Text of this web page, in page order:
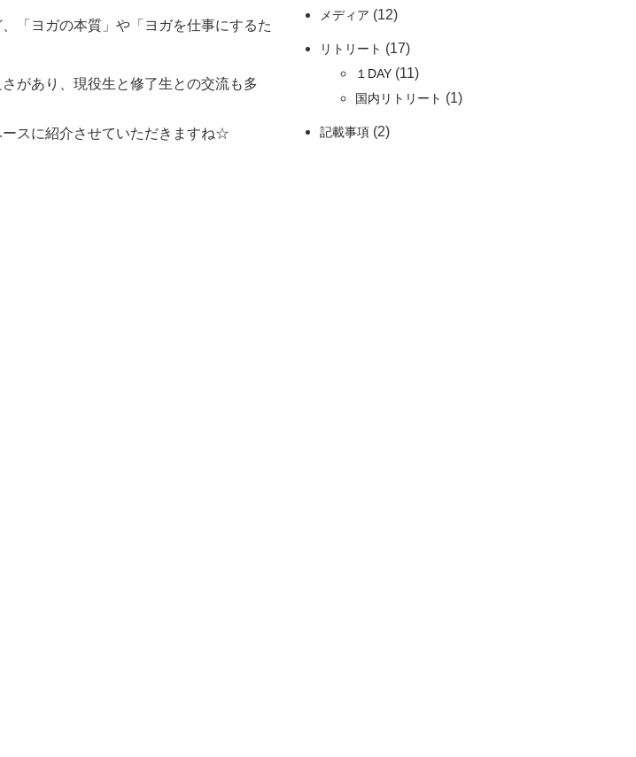
「ヨガの本質」や「ヨガを仕事にするた
があり、現役生と修了生との交流も多
スに紹介させていただきますね☆
メディア (12)
リトリート (17)
１DAY (11)
国内リトリート (1)
記載事項 (2)